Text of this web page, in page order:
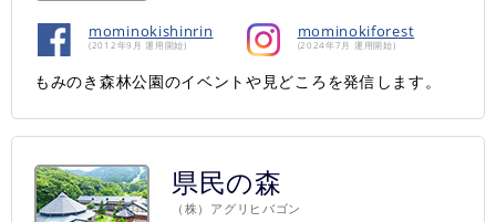
mominokishinrin
(2012年9月 運用開始)
mominokiforest
(2024年7月 運用開始)
もみのき森林公園のイベントや見どころを発信します。
県民の森
（株）アグリヒバゴン